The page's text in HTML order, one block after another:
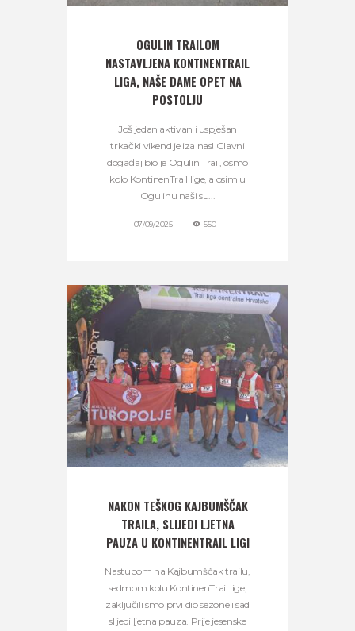
OGULIN TRAILOM
NASTAVLJENA KONTINENTRAIL
LIGA, NAŠE DAME OPET NA
POSTOLJU
Još jedan aktivan i uspješan
trkački vikend je iza nas! Glavni
događaj bio je Ogulin Trail, osmo
kolo KontinenTrail lige, a osim u
Ogulinu naši su...
07/09/2025 550
NAKON TEŠKOG KAJBUMŠČAK
TRAILA, SLIJEDI LJETNA
PAUZA U KONTINENTRAIL LIGI
Nastupom na Kajbumščak trailu,
sedmom kolu KontinenTrail lige,
zaključili smo prvi dio sezone i sad
slijedi ljetna pauza. Prije jesenske